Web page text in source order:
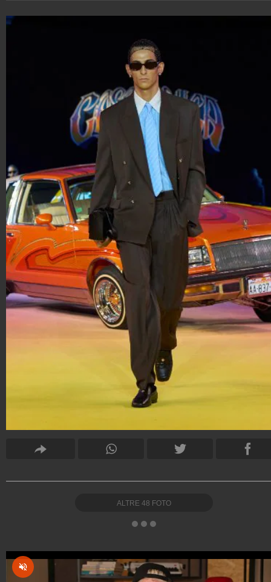
ALTRE 48 FOTO